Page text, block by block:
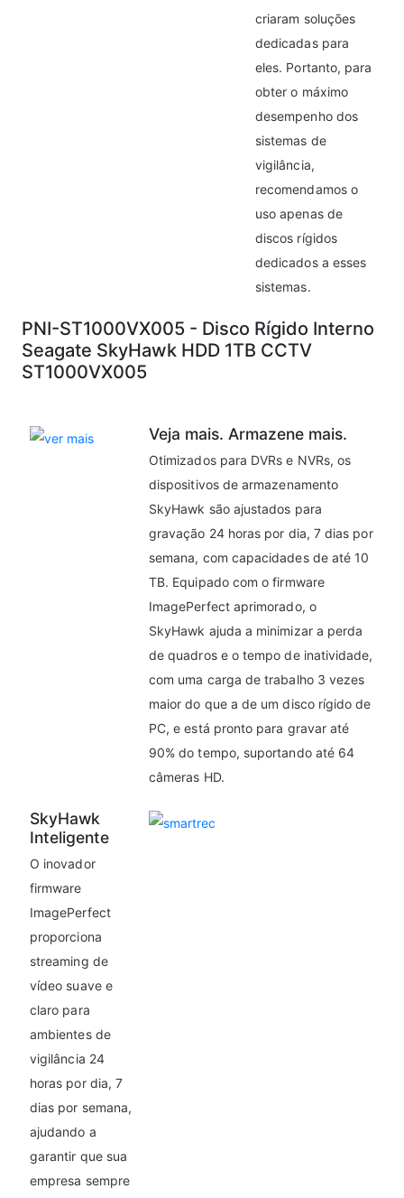
criaram soluções
dedicadas para
eles. Portanto, para
obter o máximo
desempenho dos
sistemas de
vigilância,
recomendamos o
uso apenas de
discos rígidos
dedicados a esses
sistemas.
PNI-ST1000VX005 - Disco Rígido Interno
Seagate SkyHawk HDD 1TB CCTV
ST1000VX005
Veja mais. Armazene mais.
Otimizados para DVRs e NVRs, os
dispositivos de armazenamento
SkyHawk são ajustados para
gravação 24 horas por dia, 7 dias por
semana, com capacidades de até 10
TB. Equipado com o firmware
ImagePerfect aprimorado, o
SkyHawk ajuda a minimizar a perda
de quadros e o tempo de inatividade,
com uma carga de trabalho 3 vezes
maior do que a de um disco rígido de
PC, e está pronto para gravar até
90% do tempo, suportando até 64
câmeras HD.
SkyHawk
Inteligente
O inovador
firmware
ImagePerfect
proporciona
streaming de
vídeo suave e
claro para
ambientes de
vigilância 24
horas por dia, 7
dias por semana,
ajudando a
garantir que sua
empresa sempre